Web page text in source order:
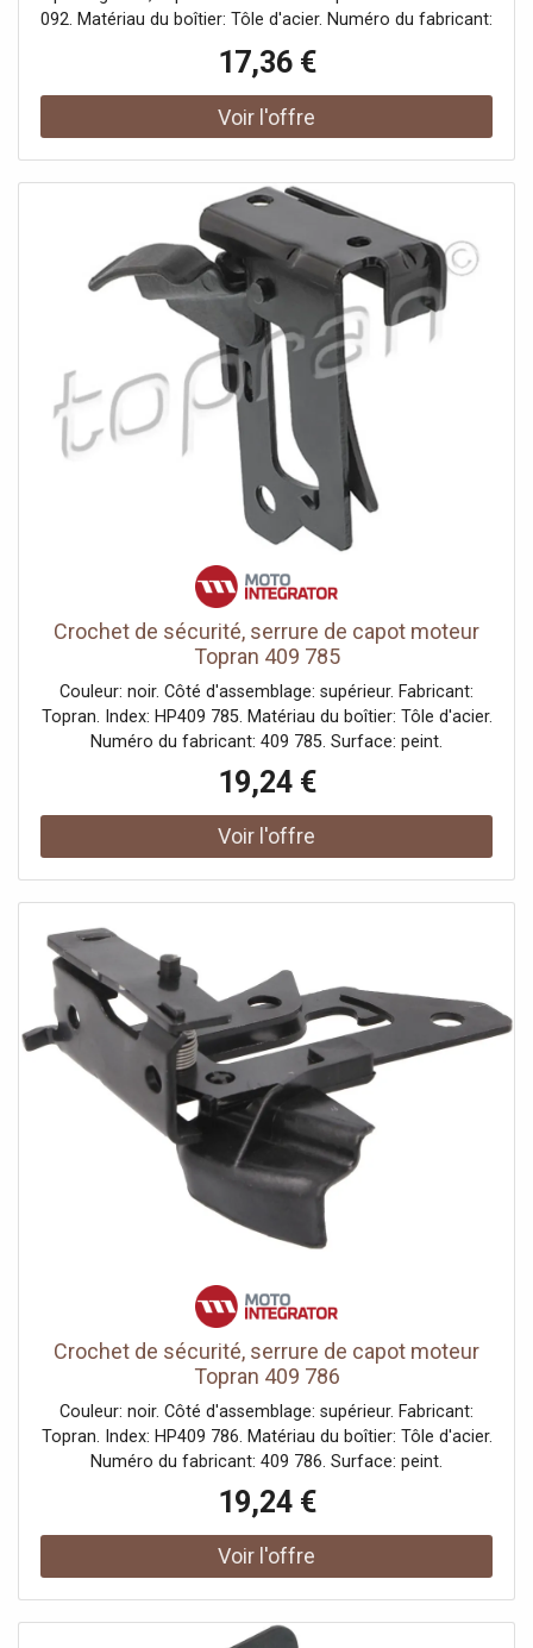
092. Matériau du boîtier: Tôle d'acier. Numéro du fabricant:
17,36 €
Crochet de sécurité, serrure de capot moteur
Topran 409 785
Couleur: noir. Côté d'assemblage: supérieur. Fabricant:
Topran. Index: HP409 785. Matériau du boîtier: Tôle d'acier.
Numéro du fabricant: 409 785. Surface: peint.
19,24 €
Crochet de sécurité, serrure de capot moteur
Topran 409 786
Couleur: noir. Côté d'assemblage: supérieur. Fabricant:
Topran. Index: HP409 786. Matériau du boîtier: Tôle d'acier.
Numéro du fabricant: 409 786. Surface: peint.
19,24 €